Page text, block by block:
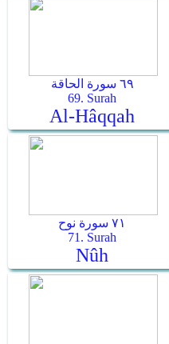
٦٩ سورة الحاقة
69. Surah
Al-Hâqqah
٧١ سورة نوح
71. Surah
Nûh